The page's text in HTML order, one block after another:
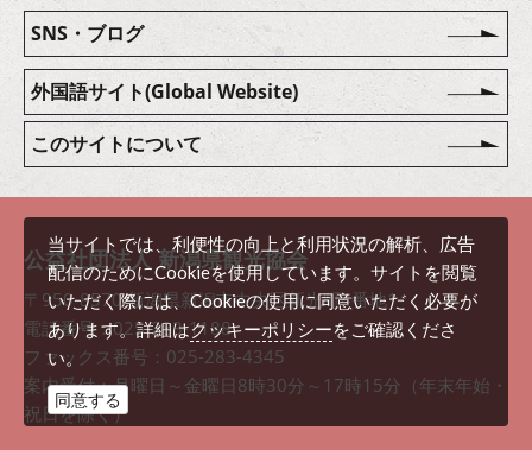
SNS・ブログ
外国語サイト(Global Website)
このサイトについて
公益社団法人 新潟県観光協会
〒950-8570 新潟県新潟市中央区新光町4番地1
電話番号：025-283-1188
ファックス番号：025-283-4345
案内受付：月曜日～金曜日8時30分～17時15分（年末年始・
祝日を除く）
当サイトでは、利便性の向上と利用状況の解析、広告
配信のためにCookieを使用しています。サイトを閲覧
いただく際には、Cookieの使用に同意いただく必要が
あります。詳細はクッキーポリシーをご確認くださ
い。
同意する